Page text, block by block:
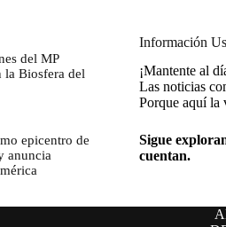
del MP
la Biosfera del
epicentro de
anuncia
Información
¡Mantente al
Las noticias
Porque aquí la
Sigue
cuentan.